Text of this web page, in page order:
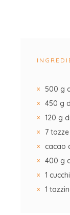
500 g
450 g
120 g
7
cacao
400 g
1
1